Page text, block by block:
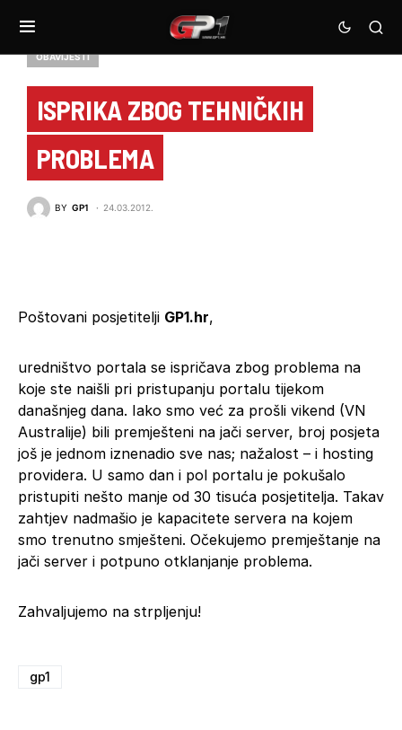
OBAVIJESTI
ISPRIKA ZBOG TEHNIČKIH
PROBLEMA
BY GP1 24.03.2012.
Poštovani posjetitelji GP1.hr,
uredništvo portala se ispričava zbog problema na
koje ste naišli pri pristupanju portalu tijekom
današnjeg dana. Iako smo već za prošli vikend (VN
Australije) bili premješteni na jači server, broj posjeta
još je jednom iznenadio sve nas; nažalost – i hosting
providera. U samo dan i pol portalu je pokušalo
pristupiti nešto manje od 30 tisuća posjetitelja. Takav
zahtjev nadmašio je kapacitete servera na kojem
smo trenutno smješteni. Očekujemo premještanje na
jači server i potpuno otklanjanje problema.
Zahvaljujemo na strpljenju!
gp1